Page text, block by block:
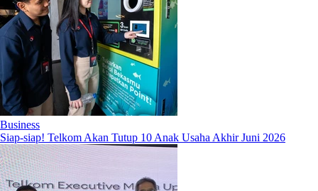
Business
Siap-siap! Telkom Akan Tutup 10 Anak Usaha Akhir Juni 2026